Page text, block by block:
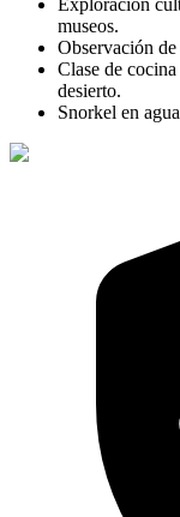
Exploración
museos.
Observación
Clase de
desierto.
Snorkel en